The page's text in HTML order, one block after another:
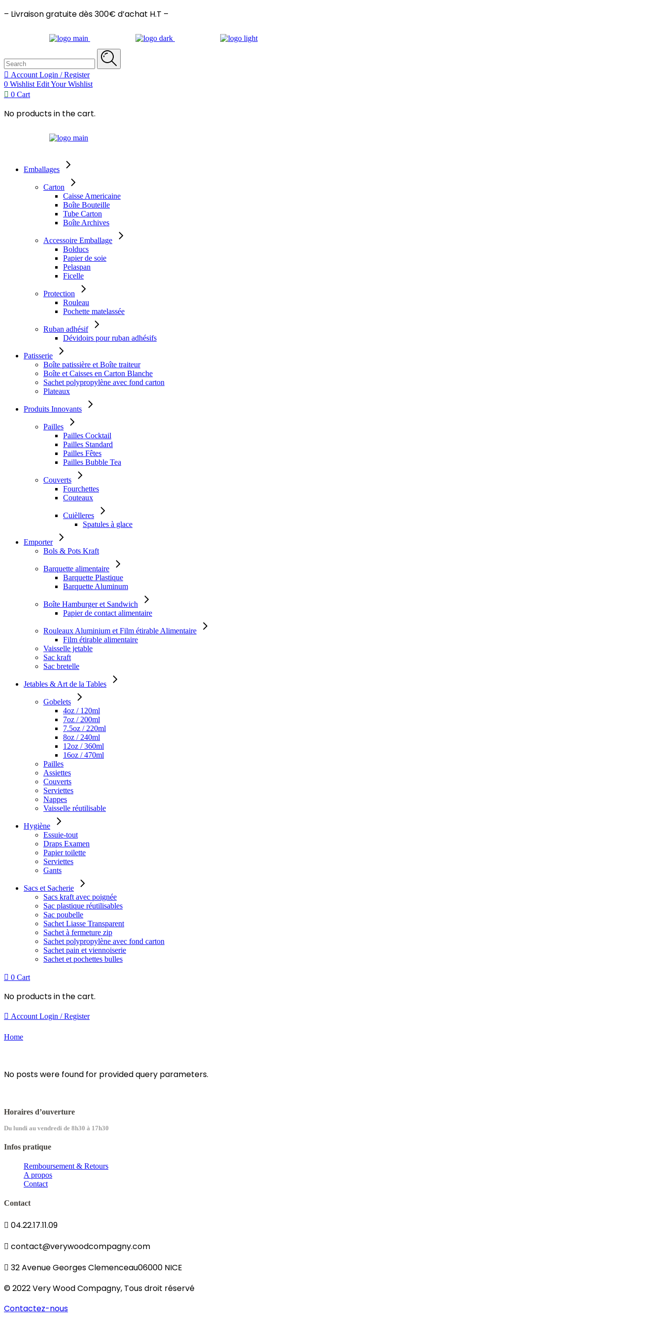
– Livraison gratuite dès 300€ d’achat H.T –
for:
Account Login / Register
0 Wishlist Edit Your Wishlist
0 Cart
No products in the cart.
Emballages
Carton
Caisse Americaine
Boîte Bouteille
Tube Carton
Boîte Archives
Accessoire Emballage
Bolducs
Papier de soie
Pelaspan
Ficelle
Protection
Rouleau
Pochette matelassée
Ruban adhésif
Dévidoirs pour ruban adhésifs
Patisserie
Boîte patissière et Boîte traiteur
Boîte et Caisses en Carton Blanche
Sachet polypropylène avec fond carton
Plateaux
Produits Innovants
Pailles
Pailles Cocktail
Pailles Standard
Pailles Fêtes
Pailles Bubble Tea
Couverts
Fourchettes
Couteaux
Cuièlleres
Spatules à glace
Emporter
Bols & Pots Kraft
Barquette alimentaire
Barquette Plastique
Barquette Aluminum
Boîte Hamburger et Sandwich
Papier de contact alimentaire
Rouleaux Aluminium et Film étirable Alimentaire
Film étirable alimentaire
Vaisselle jetable
Sac kraft
Sac bretelle
Jetables & Art de la Tables
Gobelets
4oz / 120ml
7oz / 200ml
7.5oz / 220ml
8oz / 240ml
12oz / 360ml
16oz / 470ml
Pailles
Assiettes
Couverts
Serviettes
Nappes
Vaisselle réutilisable
Hygiène
Essuie-tout
Draps Examen
Papier toilette
Serviettes
Gants
Sacs et Sacherie
Sacs kraft avec poignée
Sac plastique réutilisables
Sac poubelle
Sachet Liasse Transparent
Sachet à fermeture zip
Sachet polypropylène avec fond carton
Sachet pain et viennoiserie
Sachet et pochettes bulles
0 Cart
No products in the cart.
Account Login / Register
Home
No posts were found for provided query parameters.
Horaires d’ouverture
Du lundi au vendredi de 8h30 à 17h30
Infos pratique
Remboursement & Retours
A propos
Contact
Contact
04.22.17.11.09
contact@verywoodcompagny.com
32 Avenue Georges Clemenceau06000 NICE
© 2022 Very Wood Compagny, Tous droit réservé
Contactez-nous